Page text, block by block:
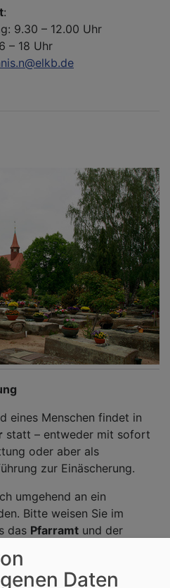
:
9.30 – 12.00 Uhr
– 18 Uhr
eines Menschen findet in
statt – entweder mit sofort
oder aber als
zur Einäscherung.
umgehend an ein
Bitte weisen Sie im
das Pfarramt und der
Bestattung informiert
und die Zeitder
Daten